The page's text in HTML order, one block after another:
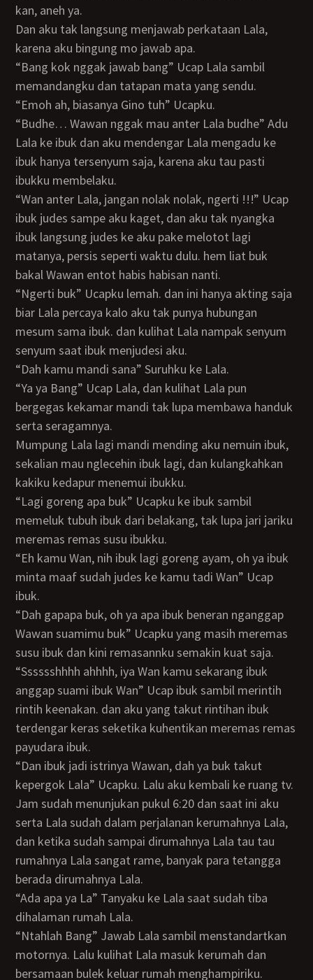
kan, aneh ya.
Dan aku tak langsung menjawab perkataan Lala,
karena aku bingung mo jawab apa.
“Bang kok nggak jawab bang” Ucap Lala sambil
memandangku dan tatapan mata yang sendu.
“Emoh ah, biasanya Gino tuh” Ucapku.
“Budhe… Wawan nggak mau anter Lala budhe” Adu
Lala ke ibuk dan aku mendengar Lala mengadu ke
ibuk hanya tersenyum saja, karena aku tau pasti
ibukku membelaku.
“Wan anter Lala, jangan nolak nolak, ngerti !!!” Ucap
ibuk judes sampe aku kaget, dan aku tak nyangka
ibuk langsung judes ke aku pake melotot lagi
matanya, persis seperti waktu dulu. hem liat buk
bakal Wawan entot habis habisan nanti.
“Ngerti buk” Ucapku lemah. dan ini hanya akting saja
biar Lala percaya kalo aku tak punya hubungan
mesum sama ibuk. dan kulihat Lala nampak senyum
senyum saat ibuk menjudesi aku.
“Dah kamu mandi sana” Suruhku ke Lala.
“Ya ya Bang” Ucap Lala, dan kulihat Lala pun
bergegas kekamar mandi tak lupa membawa handuk
serta seragamnya.
Mumpung Lala lagi mandi mending aku nemuin ibuk,
sekalian mau nglecehin ibuk lagi, dan kulangkahkan
kakiku kedapur menemui ibukku.
“lagi goreng apa buk” Ucapku ke ibuk sambil
memeluk tubuh ibuk dari belakang, tak lupa jari jariku
meremas remas susu ibukku.
“Eh kamu Wan, nih ibuk lagi goreng ayam, oh ya ibuk
minta maaf sudah judes ke kamu tadi Wan” Ucap
ibuk.
“Dah gapapa buk, oh ya apa ibuk beneran nganggap
Wawan suamimu buk” Ucapku yang masih meremas
susu ibuk dan kini remasannku semakin kuat saja.
“Sssssshhhh ahhhh, iya Wan kamu sekarang ibuk
anggap suami ibuk Wan” Ucap ibuk sambil merintih
rintih keenakan. dan aku yang takut rintihan ibuk
terdengar keras seketika kuhentikan meremas remas
payudara ibuk.
“Dan ibuk jadi istrinya Wawan, dah ya buk takut
kepergok Lala” Ucapku. Lalu aku kembali ke ruang tv.
Jam sudah menunjukan pukul 6:20 dan saat ini aku
serta Lala sudah dalam perjalanan kerumahnya Lala,
dan ketika sudah sampai dirumahnya Lala tau tau
rumahnya Lala sangat rame, banyak para tetangga
berada dirumahnya Lala.
“Ada apa ya La” Tanyaku ke Lala saat sudah tiba
dihalaman rumah Lala.
“Ntahlah Bang” Jawab Lala sambil menstandartkan
motornya. Lalu kulihat Lala masuk kerumah dan
bersamaan bulek keluar rumah menghampiriku.